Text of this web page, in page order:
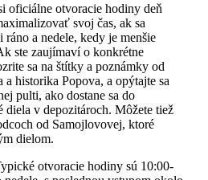
oficiálne otvoracie hodiny deň
svoj čas, ak sa
ráno a nedele, kedy je menšie
ste zaujímaví o konkrétne
sa na štítky a poznámky od
historika Popova, a opýtajte sa
pulti, ako dostane sa do
diela v depozitároch. Môžete tiež
od Samojlovovej, ktoré
dielom.
otvoracie hodiny sú 10:00-